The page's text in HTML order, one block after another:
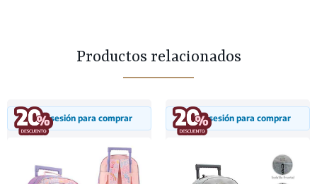
Productos relacionados
Inicia sesión para comprar Inicia sesión para comprar